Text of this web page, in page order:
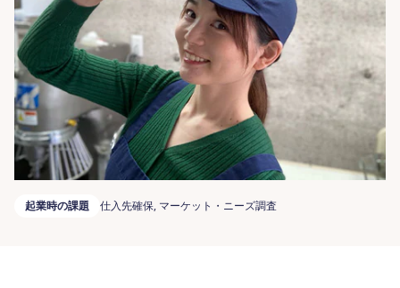
起業時の課題 仕入先確保, マーケット・ニーズ調査